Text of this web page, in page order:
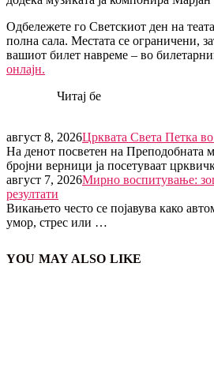
Одбележете го Светскиот ден на
полна сала. Местата се ограничени,
вашиот билет навреме – во
онлајн.
Читај бе
август 8, 2026Црквата Света Петка
На денот посветен на Преподобната
бројни верници ја посетуваат
август 7, 2026Мирно воспитување:
резултати
Викањето често се појавува како
умор, стрес или …
YOU MAY ALSO LIKE